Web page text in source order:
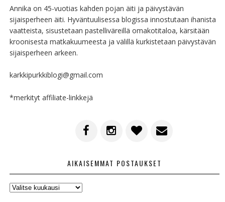
Annika on 45-vuotias kahden pojan äiti ja päivystävän
sijaisperheen äiti. Hyväntuulisessa blogissa innostutaan ihanista
vaatteista, sisustetaan pastelliväreillä omakotitaloa, kärsitään
kroonisesta matkakuumeesta ja välillä kurkistetaan päivystävän
sijaisperheen arkeen.
karkkipurkkiblogi@gmail.com
*merkityt affiliate-linkkejä
AIKAISEMMAT POSTAUKSET
AIKAISEMMAT